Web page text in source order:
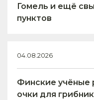
Гомель и ещё
пунктов
04.08.2026
Финские учёные
очки для